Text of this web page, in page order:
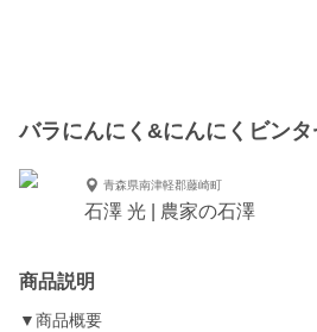
バラにんにく&にんにくビン
青森県南津軽郡藤崎町
石澤 光 | 農家の石澤
商品説明
▼商品概要